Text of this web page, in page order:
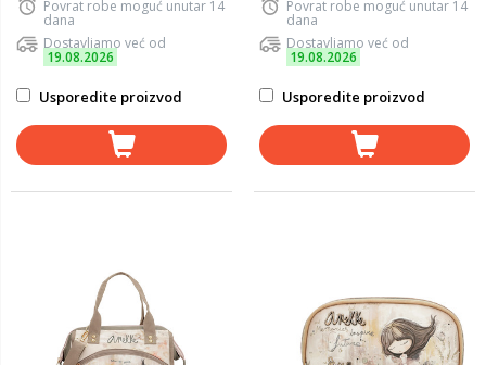
Povrat robe moguć unutar 14
dana
Dostavljamo već od
19.08.2026
Usporedite proizvod
Povrat robe moguć unutar 14
dana
Dostavljamo već od
19.08.2026
Usporedite proizvod